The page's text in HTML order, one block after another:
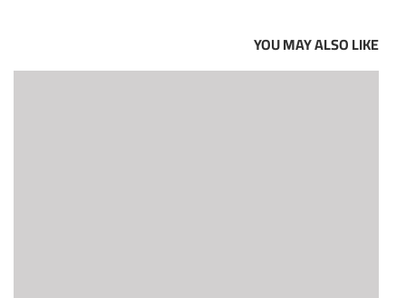
YOU MAY ALSO LIKE